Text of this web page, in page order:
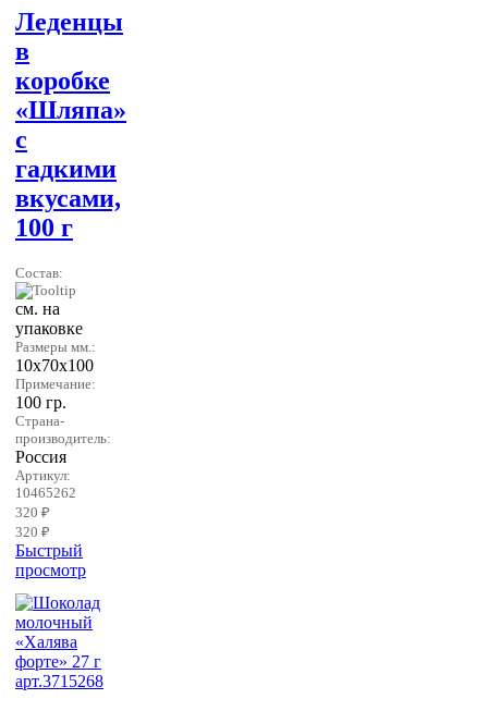
Леденцы
в
коробке
«Шляпа»
с
гадкими
вкусами,
100 г
Состав:
см. на
упаковке
Размеры мм.:
10х70х100
Примечание:
100 гр.
Страна-
производитель:
Россия
Артикул:
10465262
320 ₽
320 ₽
Быстрый
просмотр